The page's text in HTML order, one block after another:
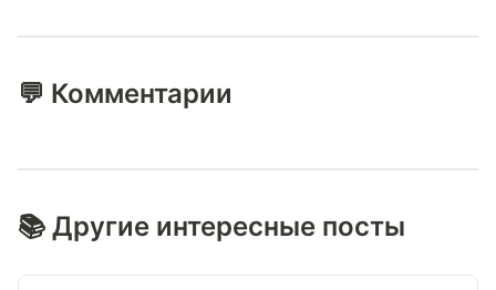
💬 Комментарии
📚 Другие интересные посты